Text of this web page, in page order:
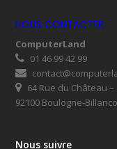
NOUS CONTACTER
ComputerLand
01 46 99 42 99
64 Rue du Château –
92100 Boulogne-
Nous suivre